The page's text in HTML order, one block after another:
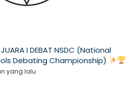
JUARA I DEBAT NSDC (National
Debating Championship)
yang lalu